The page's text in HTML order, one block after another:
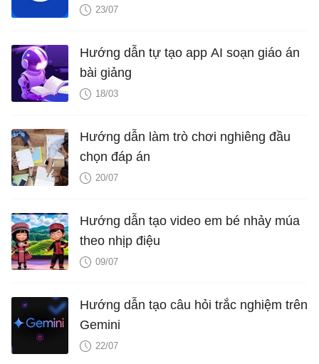
23/07
Hướng dẫn tự tạo app AI soạn giáo án
bài giảng
18/03
Hướng dẫn làm trò chơi nghiêng đầu
chọn đáp án
20/07
Hướng dẫn tạo video em bé nhảy múa
theo nhịp điệu
09/07
Hướng dẫn tạo câu hỏi trắc nghiệm trên
Gemini
22/07